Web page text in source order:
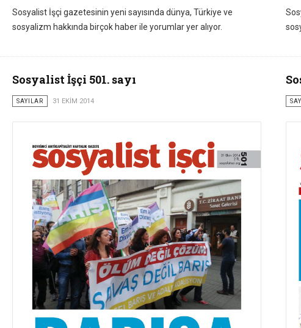
Sosyalist İşçi gazetesinin yeni sayısında dünya, Türkiye ve
sosyalizm hakkında birçok haber ile yorumlar yer alıyor.
Sosyalist İşçi 501. sayı
SAYILAR 31 EKIM 2014